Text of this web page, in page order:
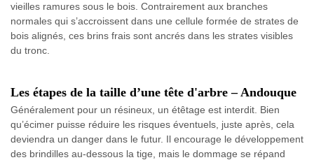
vieilles ramures sous le bois. Contrairement aux branches
normales qui s’accroissent dans une cellule formée de strates de
bois alignés, ces brins frais sont ancrés dans les strates visibles
du tronc.
Les étapes de la taille d’une tête d'arbre – Andouque
Généralement pour un résineux, un étêtage est interdit. Bien
qu’écimer puisse réduire les risques éventuels, juste après, cela
deviendra un danger dans le futur. Il encourage le développement
des brindilles au-dessous la tige, mais le dommage se répand